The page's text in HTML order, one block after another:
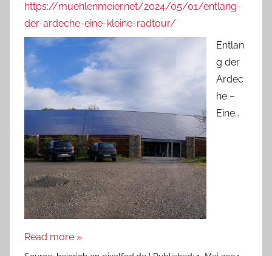
https://muehlenmeier.net/2024/05/01/entlang-
der-ardeche-eine-kleine-radtour/
Entlan
g der
Ardec
he –
Eine…
Read more »